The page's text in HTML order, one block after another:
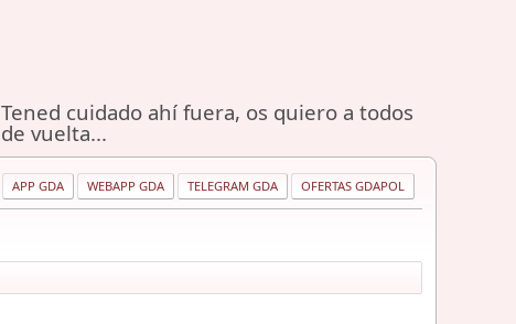
Tened cuidado ahí fuera, os quiero a todos
de vuelta...
APP GDA WEBAPP GDA TELEGRAM GDA OFERTAS GDAPOL